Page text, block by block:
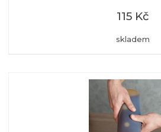
skladem
115 Kč